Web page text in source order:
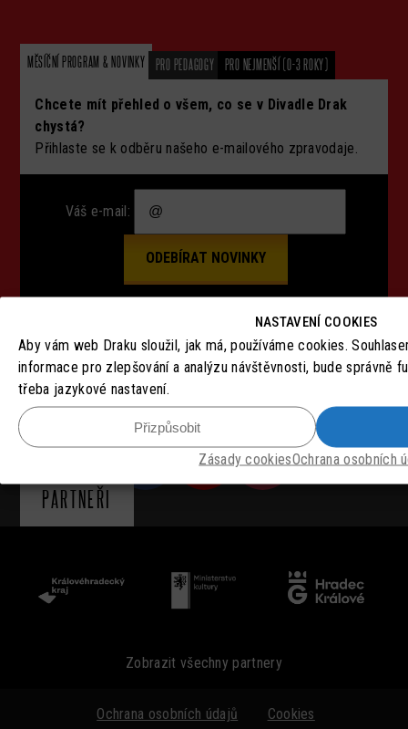
NASTAVENÍ COOKIES
Aby vám web Draku sloužil, jak má, používáme cookies.
informace pro zlepšování a analýzu návštěvnosti, bude správně
třeba jazykové nastavení.
Přizpůsobit
Zásady cookiesOchrana osobních
MĚSÍČNÍ PROGRAM & NOVINKY PRO PEDAGOGY PRO NEJMENŠÍ (0-3 ROKY)
Chcete mít přehled o všem, co se v Divadle Drak
chystá?
Přihlaste se k odběru našeho e-mailového zpravodaje.
Váš e-mail:
SLEDUJTE NÁS
PARTNEŘI
Zobrazit všechny partnery
Ochrana osobních údajů Cookies